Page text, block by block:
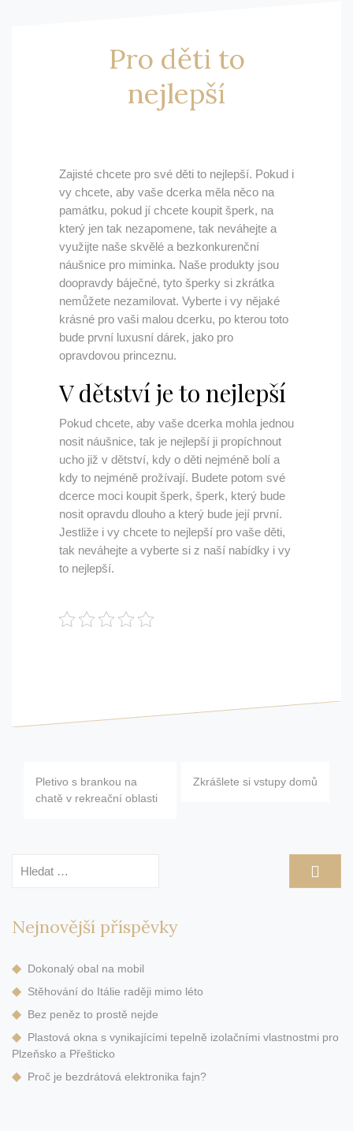
Pro děti to
nejlepší
Zajisté chcete pro své děti to nejlepší. Pokud i
vy chcete, aby vaše dcerka měla něco na
památku, pokud jí chcete koupit šperk, na
který jen tak nezapomene, tak neváhejte a
využijte naše skvělé a bezkonkurenční
náušnice pro miminka. Naše produkty jsou
doopravdy báječné, tyto šperky si zkrátka
nemůžete nezamilovat. Vyberte i vy nějaké
krásné pro vaši malou dcerku, po kterou toto
bude první luxusní dárek, jako pro
opravdovou princeznu.
V dětství je to nejlepší
Pokud chcete, aby vaše dcerka mohla jednou
nosit náušnice, tak je nejlepší ji propíchnout
ucho již v dětství, kdy o děti nejméně bolí a
kdy to nejméně prožívají. Budete potom své
dcerce moci koupit šperk, šperk, který bude
nosit opravdu dlouho a který bude její první.
Jestliže i vy chcete to nejlepší pro vaše děti,
tak neváhejte a vyberte si z naší nabídky i vy
to nejlepší.
Navigace
pro
Pletivo s brankou na
chatě v rekreační oblasti
Zkrášlete si vstupy domů
Nejnovější příspěvky
Dokonalý obal na mobil
Stěhování do Itálie raději mimo léto
Bez peněz to prostě nejde
Plastová okna s vynikajícími tepelně izolačními vlastnostmi pro
Plzeňsko a Přešticko
Proč je bezdrátová elektronika fajn?